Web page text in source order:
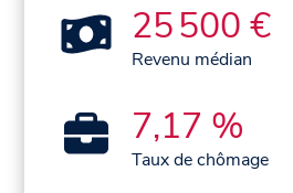
25 500 €
Revenu médian
7,17 %
Taux de chômage